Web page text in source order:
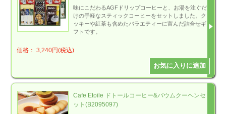
味にこだわるAGFドリップコーヒーと、お湯を注ぐだ
けの手軽なスティックコーヒーをセットしました。ク
ッキーや紅茶も含めたバラエティーに富んだ詰合せギ
フトです。
価格： 3,240円(税込)
Cafe Etoile ドトールコーヒー&バウムクーヘンセ
ット(B2095097)